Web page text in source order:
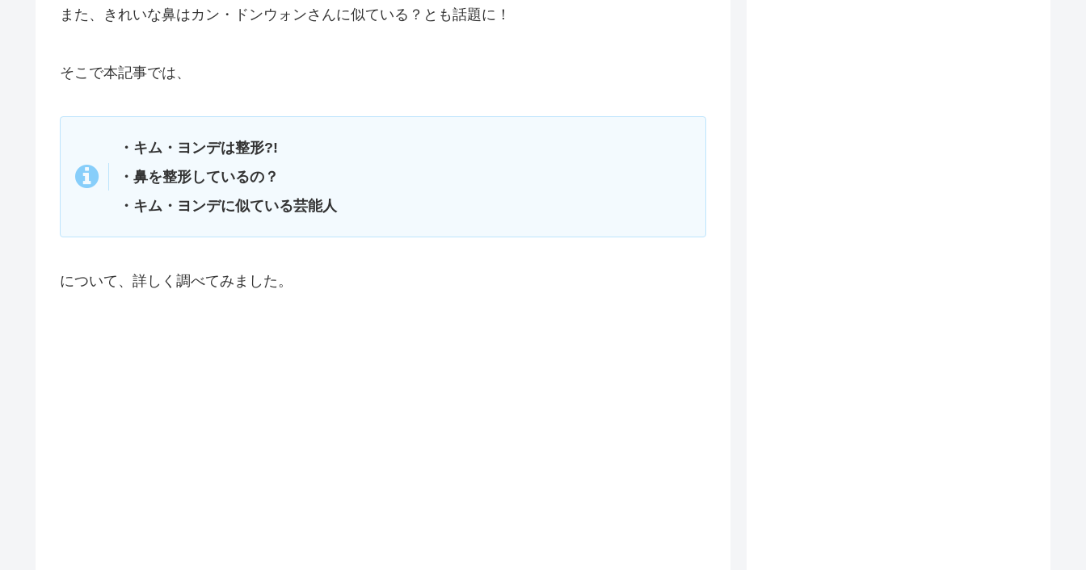
また、きれいな鼻はカン・ドンウォンさんに似ている？とも話題に！
そこで本記事では、
・キム・ヨンデは整形?!
・鼻を整形しているの？
・キム・ヨンデに似ている芸能人
について、詳しく調べてみました。